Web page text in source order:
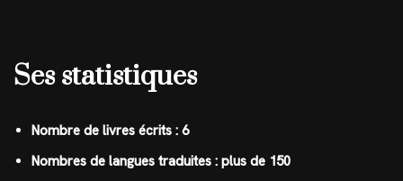
Ses statistiques
Nombre de livres écrits : 6
Nombres de langues traduites : plus de 150